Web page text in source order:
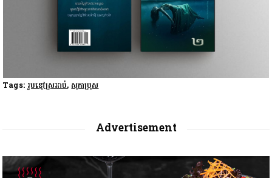
Tags:រូបខ្មៅស្រអាប់,សុភាប្រុស
Advertisement